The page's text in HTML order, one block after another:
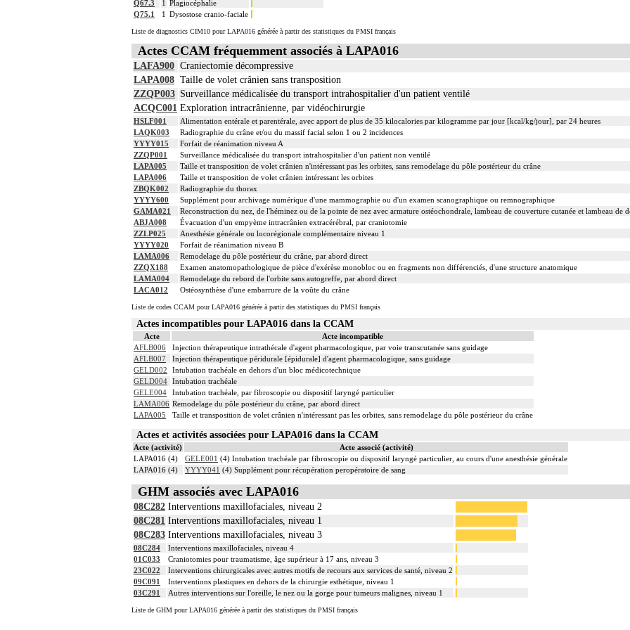
Q67.3 1 Plagiocéphalie
Q75.1
1 Dysostose cranio-faciale
Liste de diagnostics CIM10 pour LAPA016 générée à partir des statistiques du PMSI français
Actes CCAM fréquemment associés à LAPA016
LAFA900 Craniectomie décompressive
LAPA008 Taille de volet crânien sans transposition
ZZQP003 Surveillance médicalisée du transport intrahospitalier d'un patient ventilé
ACQC001 Exploration intracrânienne, par vidéochirurgie
HSLF001
Alimentation entérale et parentérale, avec apport de plus de 35 kilocalories par kilogramme par jour [kcal/kg/jour], par 24 heures
LAQK003
Radiographie du crâne et/ou du massif facial selon 1 ou 2 incidences
YYYY015
Forfait de réanimation niveau A
ZZQP001
Surveillance médicalisée du transport intrahospitalier d'un patient non ventilé
LAPA005
Taille et transposition de volet crânien n'intéressant pas les orbites, sans remodelage du pôle postérieur du crâne
LAPA006
Taille et transposition de volet crânien intéressant les orbites
ZBQK002
Radiographie du thorax
YYYY600
Supplément pour archivage numérique d'une mammographie ou d'un examen scanographique ou remnographique
GAMA021
Reconstruction du nez, de l'héminez ou de la pointe de nez avec armature ostéochondrale, lambeau de couverture cutanée et lambeau de
ABJA008
Évacuation d'un empyème intracrânien extracérébral, par craniotomie
ZZLP025
Anesthésie générale ou locorégionale complémentaire niveau 1
YYYY020
Forfait de réanimation niveau B
LAMA006
Remodelage du pôle postérieur du crâne, par abord direct
ZZQX188
Examen anatomopathologique de pièce d'exérèse monobloc ou en fragments non différenciés, d'une structure anatomique
LAMA004
Remodelage du rebord de l'orbite sans autogreffe, par abord direct
LACA012
Ostéosynthèse d'une embarrure de la voûte du crâne
Liste de codes CCAM pour LAPA016 générée à partir des statistiques du PMSI français
Actes incompatibles pour LAPA016 dans la CCAM
Acte
Acte incompatible
AFLB006
Injection thérapeutique intrathécale d'agent pharmacologique, par voie transcutanée sans guidage
AFLB007
Injection thérapeutique péridurale [épidurale] d'agent pharmacologique, sans guidage
GELD002
Intubation trachéale en dehors d'un bloc médicotechnique
GELD004 Intubation trachéale
GELE004
Intubation trachéale, par fibroscopie ou dispositif laryngé particulier
LAMA006 Remodelage du pôle postérieur du crâne, par abord direct
LAPA005
Taille et transposition de volet crânien n'intéressant pas les orbites, sans remodelage du pôle postérieur du crâne
Actes et activités associées pour LAPA016 dans la CCAM
Acte (activité)
Acte associé (activité)
LAPA016 (4)
GELE001 (4) Intubation trachéale par fibroscopie ou dispositif laryngé particulier, au cours d'une anesthésie générale
LAPA016 (4)
YYYY041 (4) Supplément pour récupération peropératoire de sang
GHM associés avec LAPA016
08C282 Interventions maxillofaciales, niveau 2
08C281 Interventions maxillofaciales, niveau 1
08C283 Interventions maxillofaciales, niveau 3
08C284
Interventions maxillofaciales, niveau 4
01C033
Craniotomies pour traumatisme, âge supérieur à 17 ans, niveau 3
23C022
Interventions chirurgicales avec autres motifs de recours aux services de santé, niveau 2
09C091
Interventions plastiques en dehors de la chirurgie esthétique, niveau 1
03C291
Autres interventions sur l'oreille, le nez ou la gorge pour tumeurs malignes, niveau 1
Liste de GHM pour LAPA016 générée à partir des statistiques du PMSI français